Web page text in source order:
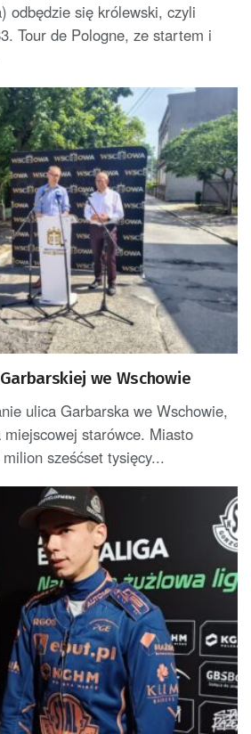
odbędzie się królewski, czyli
Tour de Pologne, ze startem i
we Wschowie
ulica Garbarska we Wschowie,
starówce. Miasto
sześćset tysięcy...